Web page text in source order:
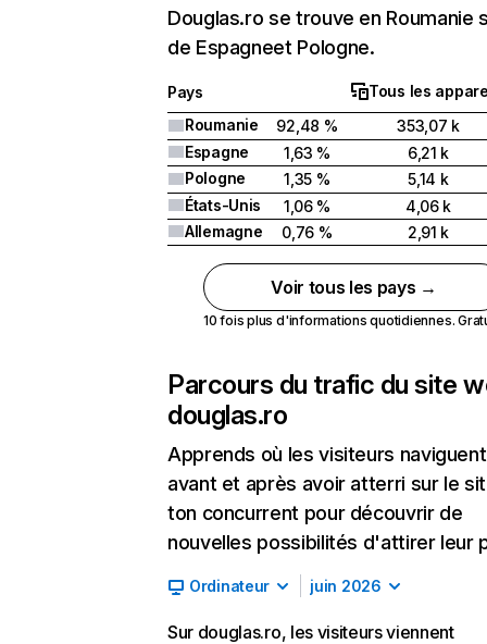
Douglas.ro se trouve en Roumanie
de Espagneet Pologne.
Pays
Tous les
Roumanie
92,48 %
353,07 k
Espagne
1,63 %
6,21 k
Pologne
1,35 %
5,14 k
États-Unis
1,06 %
4,06 k
Allemagne
0,76 % 2,91 k
Voir tous les pays →
10 fois plus d'informations quotidiennes.
Parcours du trafic du site
douglas.ro
Apprends où les visiteurs naviguent
avant et après avoir atterri sur le
ton concurrent pour découvrir de
nouvelles possibilités d'attirer leur
Ordinateur juin 2026
Sur douglas.ro, les visiteurs viennent